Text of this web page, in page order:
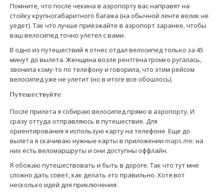
Помните, что после чекина в аэропорту вас направят на
стойку крупногабаритного багажа (на обычной ленте велик не
уедет). Так что лучше приезжайте в аэропорт заранее, чтобы
ваш велосипед точно улетел с вами.
В одно из путешествий я отнес отдал велосипед только за 45
минут до вылета. Женщина возле рентгена громко ругалась,
звонила кому-то по телефону и говорила, что этим рейсом
велосипед уже не улетит (но в итоге все обошлось).
Путешествуйте
После прилета я собираю велосипед прямо в аэропорту. И
сразу оттуда отправляюсь в путешествие. Для
ориентирования я использую карту на телефоне. Еще до
вылета я скачиваю нужные карты в приложении maps.me: на
них есть веломаршруты и они доступны оффлайн.
Я обожаю путешествовать и быть в дороге. Так что тут мне
сложно дать совет, как делать это правильно. Хотя вот
несколько идей для приключения: